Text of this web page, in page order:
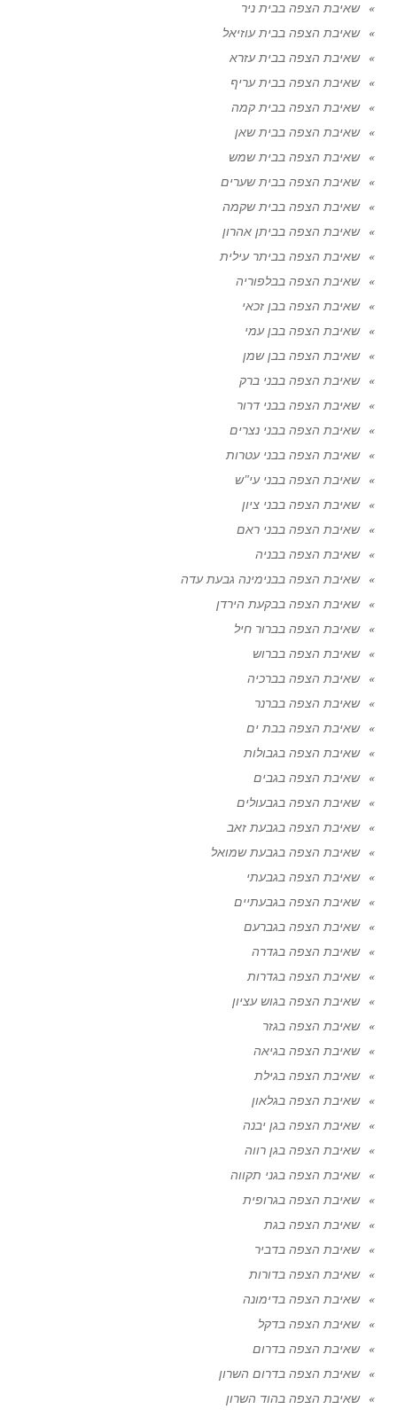
שאיבת הצפה בבית ניר
שאיבת הצפה בבית עוזיאל
שאיבת הצפה בבית עזרא
שאיבת הצפה בבית עריף
שאיבת הצפה בבית קמה
שאיבת הצפה בבית שאן
שאיבת הצפה בבית שמש
שאיבת הצפה בבית שערים
שאיבת הצפה בבית שקמה
שאיבת הצפה בביתן אהרון
שאיבת הצפה בביתר עילית
שאיבת הצפה בבלפוריה
שאיבת הצפה בבן זכאי
שאיבת הצפה בבן עמי
שאיבת הצפה בבן שמן
שאיבת הצפה בבני ברק
שאיבת הצפה בבני דרור
שאיבת הצפה בבני נצרים
שאיבת הצפה בבני עטרות
שאיבת הצפה בבני עי"ש
שאיבת הצפה בבני ציון
שאיבת הצפה בבני ראם
שאיבת הצפה בבניה
שאיבת הצפה בבנימינה גבעת עדה
שאיבת הצפה בבקעת הירדן
שאיבת הצפה בברור חיל
שאיבת הצפה בברוש
שאיבת הצפה בברכיה
שאיבת הצפה בברנר
שאיבת הצפה בבת ים
שאיבת הצפה בגבולות
שאיבת הצפה בגבים
שאיבת הצפה בגבעולים
שאיבת הצפה בגבעת זאב
שאיבת הצפה בגבעת שמואל
שאיבת הצפה בגבעתי
שאיבת הצפה בגבעתיים
שאיבת הצפה בגברעם
שאיבת הצפה בגדרה
שאיבת הצפה בגדרות
שאיבת הצפה בגוש עציון
שאיבת הצפה בגזר
שאיבת הצפה בגיאה
שאיבת הצפה בגילת
שאיבת הצפה בגלאון
שאיבת הצפה בגן יבנה
שאיבת הצפה בגן רווה
שאיבת הצפה בגני תקווה
שאיבת הצפה בגרופית
שאיבת הצפה בגת
שאיבת הצפה בדביר
שאיבת הצפה בדורות
שאיבת הצפה בדימונה
שאיבת הצפה בדקל
שאיבת הצפה בדרום
שאיבת הצפה בדרום השרון
שאיבת הצפה בהוד השרון